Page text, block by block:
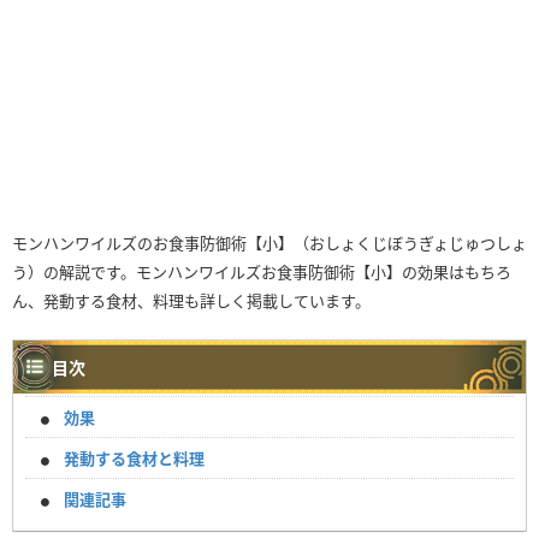
モンハンワイルズのお食事防御術【小】（おしょくじぼうぎょじゅつしょ
う）の解説です。モンハンワイルズお食事防御術【小】の効果はもちろ
ん、発動する食材、料理も詳しく掲載しています。
目次
効果
発動する食材と料理
関連記事